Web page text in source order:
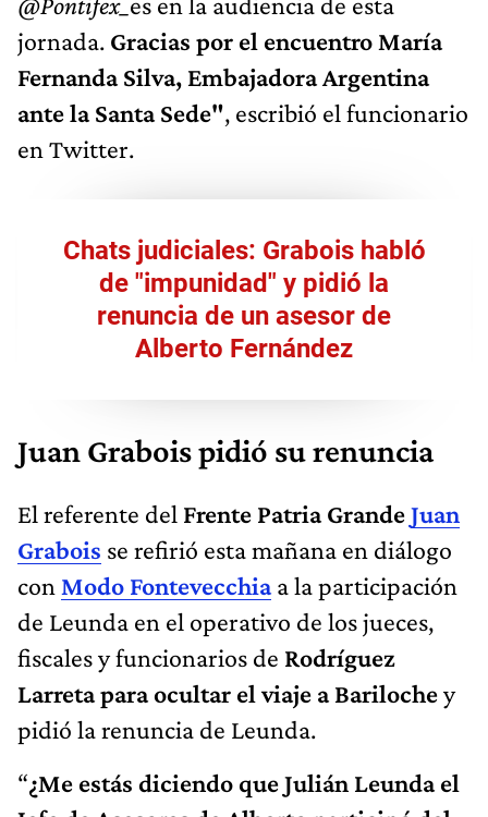
Fernanda Silva, Embajadora Argentina
ante la Santa Sede", escribió el funcionario
en Twitter.
renuncia de un asesor de
Alberto Fernández
El referente delFrente Patria GrandeJuan
conModo Fontevecchia a la participación
de Leunda en el operativo de los jueces,
fiscales y funcionarios deRodríguez
Larreta para ocultar el viaje a Bariloche
pidió la renuncia de Leunda.
“¿Me estás diciendo que Julián Leunda el
encubrimiento?¿Que habló con el sobrino